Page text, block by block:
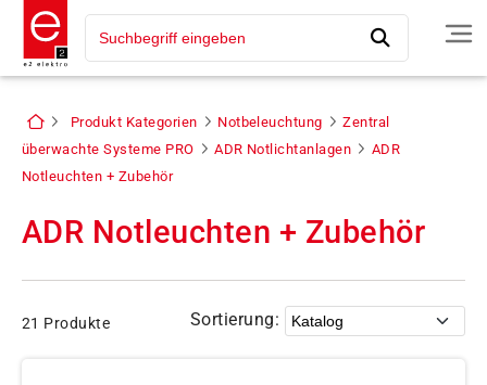
Produkt Kategorien Notbeleuchtung
Zentral
überwachte Systeme PRO
ADR Notlichtanlagen
ADR
Notleuchten + Zubehör
ADR Notleuchten + Zubehör
21 Produkte Sortierung: